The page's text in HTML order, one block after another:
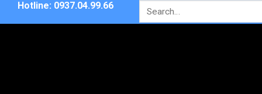
Hotline: 0937.04.99.66
Search
for: